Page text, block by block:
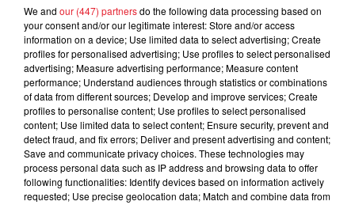
0:00 2 min 29 sec
19 avril 2023 - 2 min 29 sec
We and our (447) partnersdo the following data processing based on
your consent and/or our legitimate interest: Store and/or access
information on a device; Use limited data to select advertising; Create
profiles for personalised advertising; Use profiles to select personalised
advertising; Measure advertising performance; Measure content
performance; Understand audiences through statistics or combinations
of data from different sources; Develop and improve services; Create
profiles to personalise content; Use profiles to select personalised
content; Use limited data to select content; Ensure security, prevent and
detect fraud, and fix errors; Deliver and present advertising and content;
Save and communicate privacy choices. These technologies may
process personal data such as IP address and browsing data to offer
following functionalities: Identify devices based on information actively
requested; Use precise geolocation data; Match and combine data from